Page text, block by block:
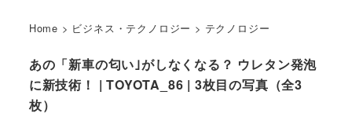
Home > ビジネス・テクノロジー > テクノロジー
あの「新車の匂い｣がしなくなる？ ウレタン発泡
に新技術！ | TOYOTA_86 | 3枚目の写真（全3
枚）